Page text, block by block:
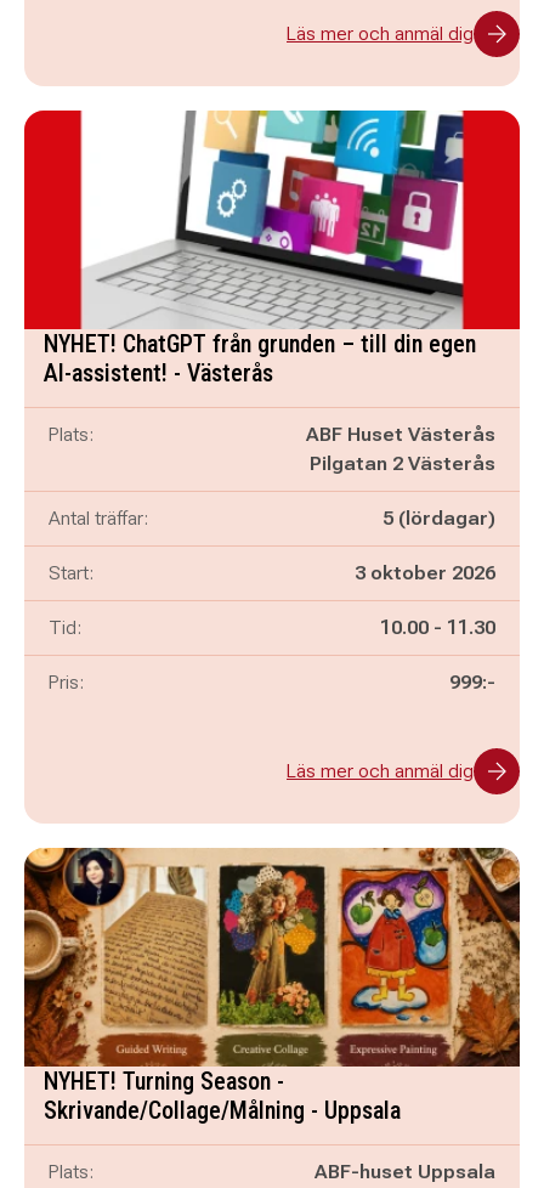
Läs mer och anmäl dig
NYHET! ChatGPT från grunden – till din egen
AI-assistent! - Västerås
Plats:
ABF Huset Västerås
Pilgatan 2 Västerås
Antal träffar: 5 (lördagar)
Start: 3 oktober 2026
Tid: Pågår mellan
10.00 - och
11.30
Pris: 999:-
Läs mer och anmäl dig
NYHET! Turning Season -
Skrivande/Collage/Målning - Uppsala
Plats:
ABF-huset Uppsala